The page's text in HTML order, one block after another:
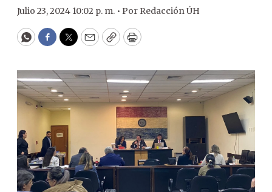
Julio 23, 2024 10:02 p. m. • Por Redacción ÚH
WhatsApp
Facebook
Twitter
EmailCopyPrint